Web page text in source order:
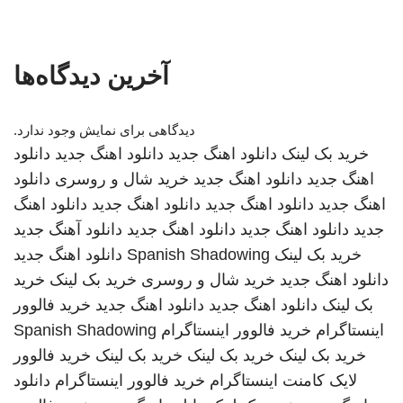
آخرین دیدگاه‌ها
دیدگاهی برای نمایش وجود ندارد.
خرید بک لینک دانلود اهنگ جدید دانلود اهنگ جدید دانلود
اهنگ جدید دانلود اهنگ جدید خرید شال و روسری دانلود
اهنگ جدید دانلود اهنگ جدید دانلود اهنگ جدید دانلود اهنگ
جدید دانلود اهنگ جدید دانلود اهنگ جدید دانلود آهنگ جدید
خرید بک لینک Spanish Shadowing دانلود اهنگ جدید
دانلود اهنگ جدید خرید شال و روسری خرید بک لینک خرید
بک لینک دانلود اهنگ جدید دانلود اهنگ جدید خرید فالوور
اینستاگرام خرید فالوور اینستاگرام Spanish Shadowing
خرید بک لینک خرید بک لینک خرید بک لینک خرید فالوور
لایک کامنت اینستاگرام خرید فالوور اینستاگرام دانلود